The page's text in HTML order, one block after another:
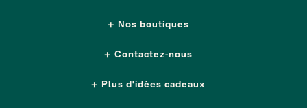
Nos boutiques
Contactez-nous
Plus d'idées cadeaux